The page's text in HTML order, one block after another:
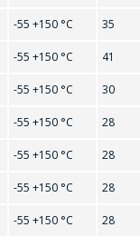
-55 +150 °С 35
-55 +150 °С 41
-55 +150 °С 30
-55 +150 °С 28
-55 +150 °С 28
-55 +150 °С 28
-55 +150 °С 28